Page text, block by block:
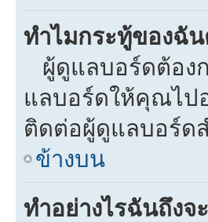
ทำไมกระทู้ของฉั
ผู้ดูแลบอร์ดต้อง
แลบอร์ดให้คุณไป
ติดต่อผู้ดูแลบอร์ด
ข้างบน
ทำอย่างไรฉันถึงจ